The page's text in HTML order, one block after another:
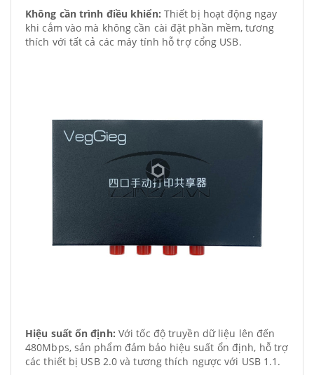
Không cần trình điều khiển: Thiết bị hoạt động ngay
khi cắm vào mà không cần cài đặt phần mềm, tương
thích với tất cả các máy tính hỗ trợ cổng USB.
Hiệu suất ổn định: Với tốc độ truyền dữ liệu lên đến
480Mbps, sản phẩm đảm bảo hiệu suất ổn định, hỗ trợ
các thiết bị USB 2.0 và tương thích ngược với USB 1.1.